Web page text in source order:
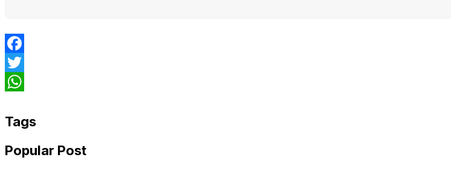
Facebook
Twitter
Tags
Popular Post